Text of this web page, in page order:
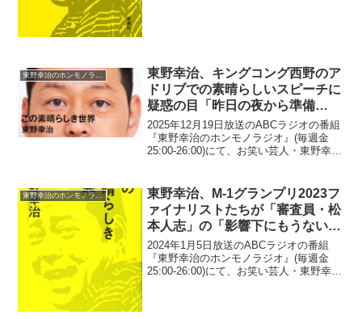
東野幸治、キングコング西野のア
ドリブでの素晴らしいスピーチに
疑惑の目「昨日の夜から準備
を…」
2025年12月19日放送のABCラジオの番組
『東野幸治のホンモノラジオ』(毎週金
25:00-26:00)にて、お笑い芸人・東野幸治
けていた。東野幸治：YouTubeで...
東野幸治のホンモノラジオ
東野幸治、M-1グランプリ2023フ
ァイナリストたちが「審査員・松
本人志」の「影響下にもうない感
じがした」と告白
2024年1月5日放送のABCラジオの番組
『東野幸治のホンモノラジオ』(毎週金
25:00-26:00)にて、お笑い芸人・東野幸治